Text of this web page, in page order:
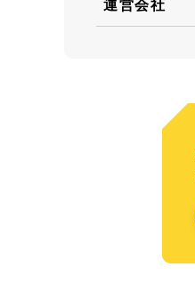
運営会社